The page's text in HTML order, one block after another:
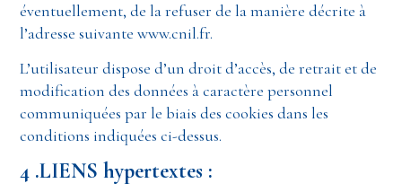
éventuellement, de la refuser de la manière décrite à
l’adresse suivante www.cnil.fr.
L’utilisateur dispose d’un droit d’accès, de retrait et de
modification des données à caractère personnel
communiquées par le biais des cookies dans les
conditions indiquées ci-dessus.
4 .LIENS hypertextes :